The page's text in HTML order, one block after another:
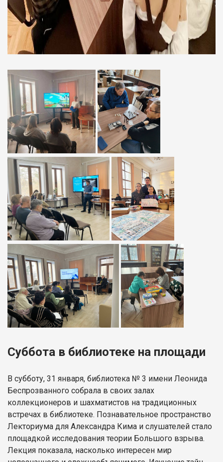
Суббота в библиотеке на площади
В субботу, 31 января, библиотека № 3 имени Леонида
Беспрозванного собрала в своих залах
коллекционеров и шахматистов на традиционных
встречах в библиотеке. Познавательное пространство
Лекториума для Александра Кима и слушателей стало
площадкой исследования теории Большого взрыва.
Лекция показала, насколько интересен мир